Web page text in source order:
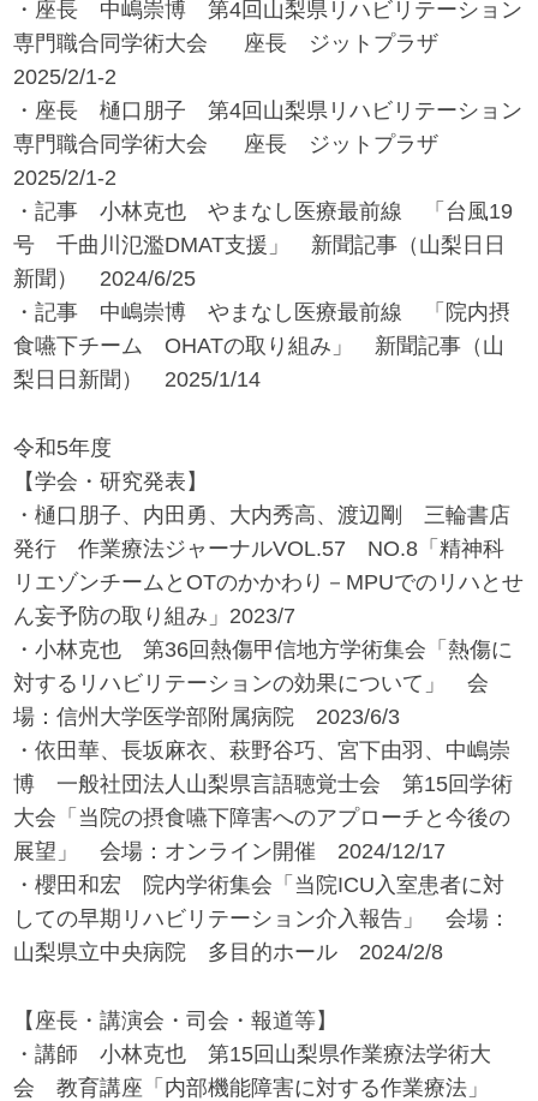
・座長 中嶋崇博 第4回山梨県リハビリテーション
専門職合同学術大会 座長 ジットプラザ
2025/2/1-2
・座長 樋口朋子 第4回山梨県リハビリテーション
専門職合同学術大会 座長 ジットプラザ
2025/2/1-2
・記事 小林克也 やまなし医療最前線 「台風19
号 千曲川氾濫DMAT支援」 新聞記事（山梨日日
新聞） 2024/6/25
・記事 中嶋崇博 やまなし医療最前線 「院内摂
食嚥下チーム OHATの取り組み」 新聞記事（山
梨日日新聞） 2025/1/14
令和5年度
【学会・研究発表】
・樋口朋子、内田勇、大内秀高、渡辺剛 三輪書店
発行 作業療法ジャーナルVOL.57 NO.8「精神科
リエゾンチームとOTのかかわり－MPUでのリハとせ
ん妄予防の取り組み」2023/7
・小林克也 第36回熱傷甲信地方学術集会「熱傷に
対するリハビリテーションの効果について」 会
場：信州大学医学部附属病院 2023/6/3
・依田華、長坂麻衣、萩野谷巧、宮下由羽、中嶋崇
博 一般社団法人山梨県言語聴覚士会 第15回学術
大会「当院の摂食嚥下障害へのアプローチと今後の
展望」 会場：オンライン開催 2024/12/17
・櫻田和宏 院内学術集会「当院ICU入室患者に対
しての早期リハビリテーション介入報告」 会場：
山梨県立中央病院 多目的ホール 2024/2/8
【座長・講演会・司会・報道等】
・講師 小林克也 第15回山梨県作業療法学術大
会 教育講座「内部機能障害に対する作業療法」